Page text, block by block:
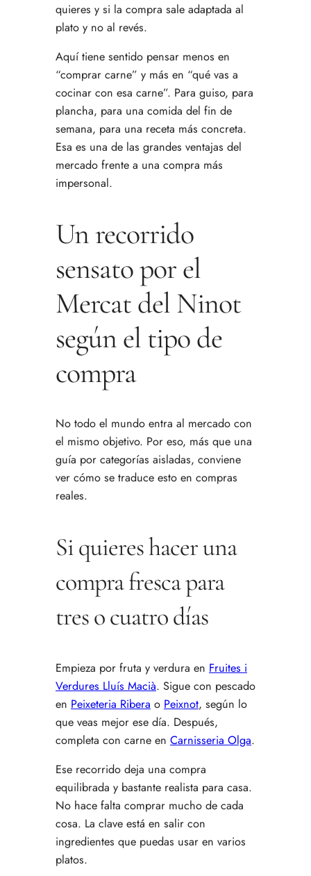
quieres y si la compra sale adaptada al
plato y no al revés.
Aquí tiene sentido pensar menos en
“comprar carne” y más en “qué vas a
cocinar con esa carne”. Para guiso, para
plancha, para una comida del fin de
semana, para una receta más concreta.
Esa es una de las grandes ventajas del
mercado frente a una compra más
impersonal.
Un recorrido
sensato por el
Mercat del Ninot
según el tipo de
compra
No todo el mundo entra al mercado con
el mismo objetivo. Por eso, más que una
guía por categorías aisladas, conviene
ver cómo se traduce esto en compras
reales.
Si quieres hacer una
compra fresca para
tres o cuatro días
Empieza por fruta y verdura en Fruites i
Verdures Lluís Macià. Sigue con pescado
en Peixeteria Ribera o Peixnot, según lo
que veas mejor ese día. Después,
completa con carne en Carnisseria Olga.
Ese recorrido deja una compra
equilibrada y bastante realista para casa.
No hace falta comprar mucho de cada
cosa. La clave está en salir con
ingredientes que puedas usar en varios
platos.